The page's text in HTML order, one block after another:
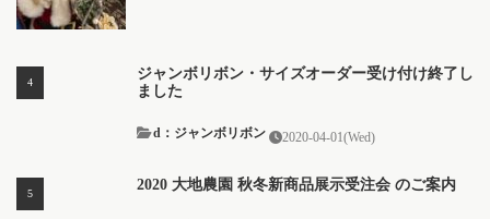
ジャンボリボン・サイズオーダー受け付け終了し
ました
2020-04-01(Wed)
d：ジャンボリボン
2020 大地農園 秋冬新商品展示受注会 のご案内